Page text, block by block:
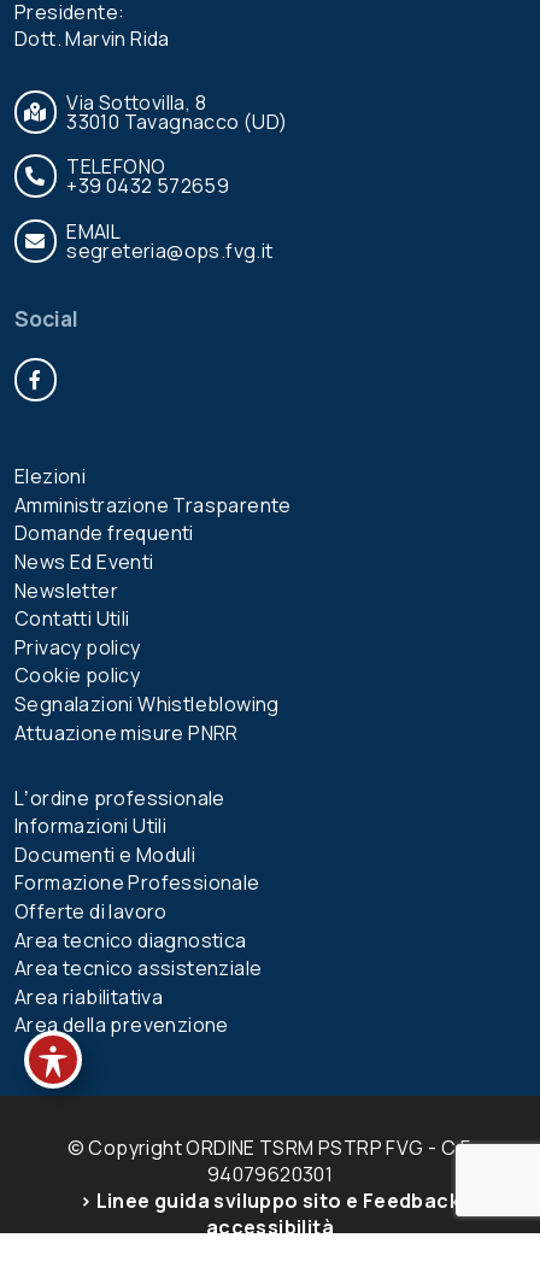
Presidente:
Dott. Marvin Rida
Via Sottovilla, 8
33010 Tavagnacco (UD)
TELEFONO
+39 0432 572659
EMAIL
segreteria@ops.fvg.it
Social
Elezioni
Amministrazione Trasparente
Domande frequenti
News Ed Eventi
Newsletter
Contatti Utili
Privacy policy
Cookie policy
Segnalazioni Whistleblowing
Attuazione misure PNRR
Lʼordine professionale
Informazioni Utili
Documenti e Moduli
Formazione Professionale
Offerte di lavoro
Area tecnico diagnostica
Area tecnico assistenziale
Area riabilitativa
Area della prevenzione
© Copyright ORDINE TSRM PSTRP FVG - C.F.
94079620301
> Linee guida sviluppo sito e Feedback
accessibilità